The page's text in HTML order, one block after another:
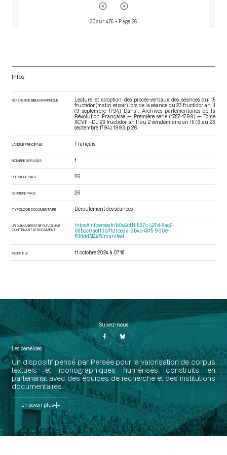
30 sur 476 • Page 26
Infos
RÉFÉRENCE BIBLIOGRAPHIQUE
Lecture et adoption des procès-verbaux des séances du 15
fructidor (matin et soir), lors de la séance du 23 fructidor an II
(9 septembre 1794). Dans : Archives parlementaires de la
Révolution Française — Première série (1787-1799) — Tome
XCVII - Du 23 fructidor an II au 2 vendémiaire an III (9 au 23
septembre 1794) . 1993. p. 26.
LANGUE PRINCIPALE Français
NOMBRE DE PAGES 1
PREMIÈRE PAGE 26
DERNIÈRE PAGE 26
TYPOLOGIE DOCUMENTAIRE Déroulement des séances
URI DU MANIFEST IIIF DU VOLUME
CONTENANT LE DOCUMENT
https://iiif.persee.fr/b0e2cf11-597c-427d-8ac7-
68bcc0acf13b/f1d1ce3a-9b4b-48f5-900e-
f551dd5f44f8/manifest
MODIFIÉ LE 11 octobre 2024 à 07:18
Suivez-nous
Les perséides
Un dispositif pensé par Persée pour la valorisation de corpus
textuels et iconographiques numérisés construits en
partenariat avec des équipes de recherche et des institutions
documentaires.
En savoir plus